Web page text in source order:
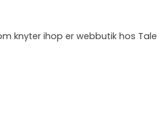
knyter ihop er webbutik hos